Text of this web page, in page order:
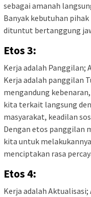
sebagai amanah
Banyak kebutuhan
dituntut bertanggung
Etos 3:
Kerja adalah Panggilan;
Kerja adalah panggilan
mengandung
kita terkait langsung
masyarakat, keadilan
Dengan etos panggilan
kita untuk
menciptakan rasa
Etos 4:
Kerja adalah